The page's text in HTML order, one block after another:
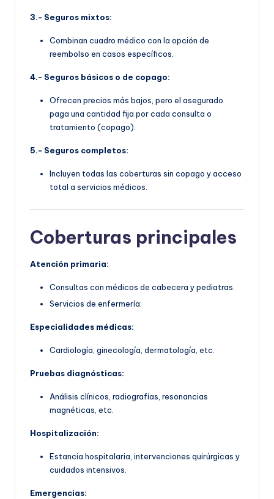
3.- Seguros mixtos:
Combinan cuadro médico con la opción de
reembolso en casos específicos.
4.- Seguros básicos o de copago:
Ofrecen precios más bajos, pero el asegurado
paga una cantidad fija por cada consulta o
tratamiento (copago).
5.- Seguros completos:
Incluyen todas las coberturas sin copago y acceso
total a servicios médicos.
Coberturas principales
Atención primaria:
Consultas con médicos de cabecera y pediatras.
Servicios de enfermería.
Especialidades médicas:
Cardiología, ginecología, dermatología, etc.
Pruebas diagnósticas:
Análisis clínicos, radiografías, resonancias
magnéticas, etc.
Hospitalización:
Estancia hospitalaria, intervenciones quirúrgicas y
cuidados intensivos.
Emergencias: